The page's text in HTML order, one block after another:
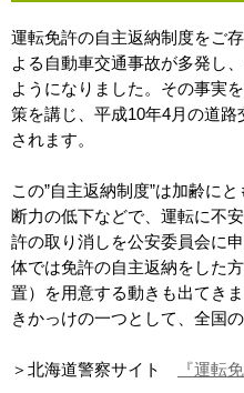
運転免許の自主返納制度をご
よる自動車交通事故が多発し
ようになりました。その事実
策を講じ、平成10年4月の道
されます。
この”自主返納制度”は加齢に
断力の低下などで、運転に不
許の取り消しを公安委員会に
体では免許の自主返納をした
置）を用意する動きも出てき
きかっけの一つとして、全国
＞北海道警察サイト 『運転